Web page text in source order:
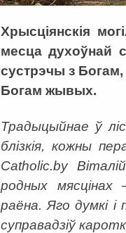
Хрысціянскія
месца духоўнай
сустрэчы з
Богам жывых.
Традыцыйнае ў
блізкія, кожны
Catholic.by
родных
раёна. Яго думкі
суправадзіў